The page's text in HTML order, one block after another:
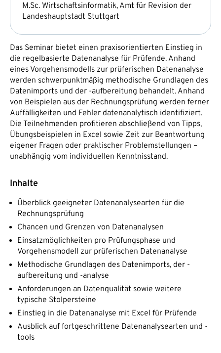
M.Sc. Wirtschaftsinformatik, Amt für Revision der
Landeshauptstadt Stuttgart
Das Seminar bietet einen praxisorientierten Einstieg in
die regelbasierte Datenanalyse für Prüfende. Anhand
eines Vorgehensmodells zur prüferischen Datenanalyse
werden schwerpunktmäßig methodische Grundlagen des
Datenimports und der -aufbereitung behandelt. Anhand
von Beispielen aus der Rechnungsprüfung werden ferner
Auffälligkeiten und Fehler datenanalytisch identifiziert.
Die Teilnehmenden profitieren abschließend von Tipps,
Übungsbeispielen in Excel sowie Zeit zur Beantwortung
eigener Fragen oder praktischer Problemstellungen –
unabhängig vom individuellen Kenntnisstand.
Inhalte
Überblick geeigneter Datenanalysearten für die
Rechnungsprüfung
Chancen und Grenzen von Datenanalysen
Einsatzmöglichkeiten pro Prüfungsphase und
Vorgehensmodell zur prüferischen Datenanalyse
Methodische Grundlagen des Datenimports, der -
aufbereitung und -analyse
Anforderungen an Datenqualität sowie weitere
typische Stolpersteine
Einstieg in die Datenanalyse mit Excel für Prüfende
Ausblick auf fortgeschrittene Datenanalysearten und -
tools